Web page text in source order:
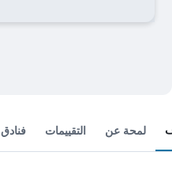
لمحة عن التقييمات